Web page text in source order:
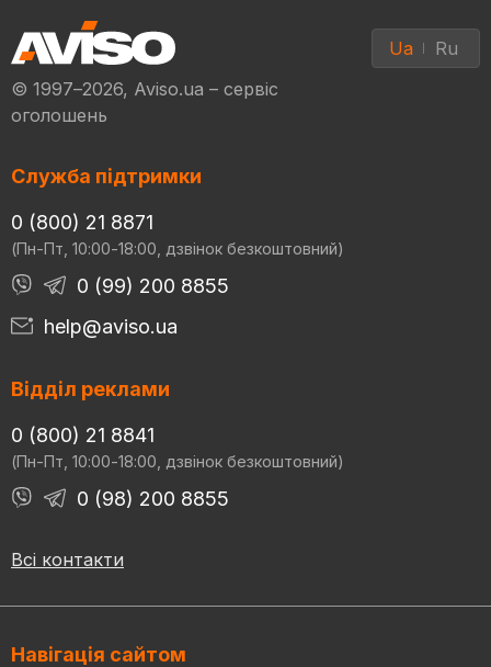
© 1997–2026, Aviso.ua – сервіс
оголошень
Ua Ru
Служба підтримки
0 (800) 21 8871
(Пн-Пт, 10:00-18:00, дзвінок безкоштовний)
0 (99) 200 8855
help@aviso.ua
Відділ реклами
0 (800) 21 8841
(Пн-Пт, 10:00-18:00, дзвінок безкоштовний)
0 (98) 200 8855
Всі контакти
Навігація сайтом